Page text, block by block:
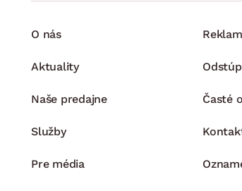
O nás
Aktuality
Naše predajne
Služby
Pre média
Časté